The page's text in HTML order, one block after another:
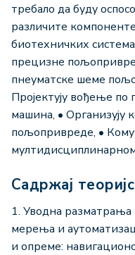
требало да буду
различите
биотехничких
прецизне
пнеуматске шеме
Пројектују вођење
машина, • Организују
пољопривреде, •
Садржај
1. Уводна разматрања
мерења и
и опреме: